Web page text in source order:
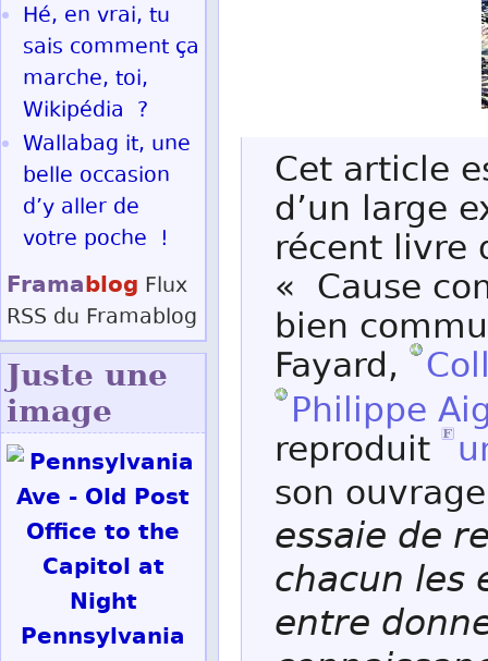
Cet article
d’un large
récent livre
« Cause
bien
Fayard,
Philippe
reproduit
son
essaie de
chacun les
entre
Hé, en vrai, tu
sais comment ça
marche, toi,
Wikipédia ?
Wallabag it, une
belle occasion
d’y aller de
votre poche !
Framablog Flux
RSS du Framablog
Juste une
image
Pennsylvania